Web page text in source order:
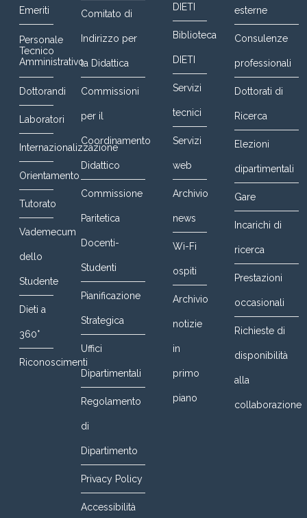
Emeriti
Personale
Tecnico
Amministrativo
Dottorandi
Laboratori
Internazionalizzazione
Orientamento
Tutorato
Vademecum
dello
Studente
Dieti a
360°
Riconoscimenti
Comitato di
Indirizzo per
la Didattica
Commissioni
per il
Coordinamento
Didattico
Commissione
Paritetica
Docenti-
Studenti
Pianificazione
Strategica
Uffici
Dipartimentali
Regolamento
di
Dipartimento
Privacy Policy
Accessibilità
DIETI
Biblioteca
DIETI
Servizi
tecnici
Servizi
web
Archivio
news
Wi-Fi
ospiti
Archivio
notizie
in
primo
piano
esterne
Consulenze
professionali
Dottorati di
Ricerca
Elezioni
dipartimentali
Gare
Incarichi di
ricerca
Prestazioni
occasionali
Richieste di
disponibilità
alla
collaborazione